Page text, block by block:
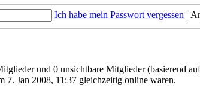
Ich habe mein Passwort vergessen |
und 0 unsichtbare Mitglieder (basierend
7. Jan 2008, 11:37 gleichzeitig online waren.